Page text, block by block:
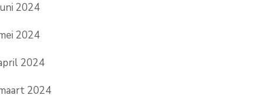
2024
2024
2024
2024